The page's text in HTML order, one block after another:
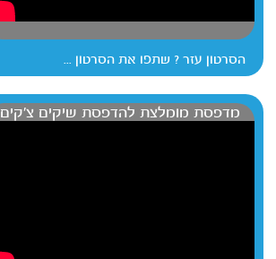
הסרטון עזר ? שתפו את הסרטון ...
מדפסת מומלצת להדפסת שיקים צ'קים